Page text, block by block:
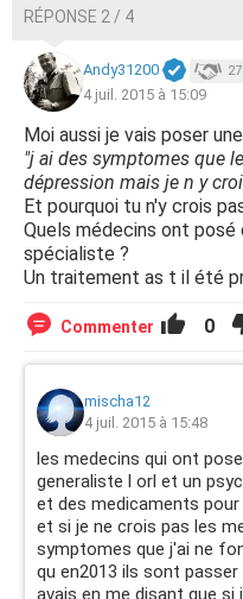
RÉPONSE 2 / 4
Andy31200
4 juil. 2015 à 15:09
Moi aussi je vais poser
"j ai des symptomes que
dépression mais je n y
Et pourquoi tu n'y crois
Quels médecins ont
spécialiste ?
Un traitement as t il été
Commenter 0
mischa12
4 juil. 2015 à 15:48
les medecins qui ont
generaliste l orl et un
et des medicaments
et si je ne crois pas les
symptomes que j'ai ne
qu en2013 ils sont
avais en me disant que